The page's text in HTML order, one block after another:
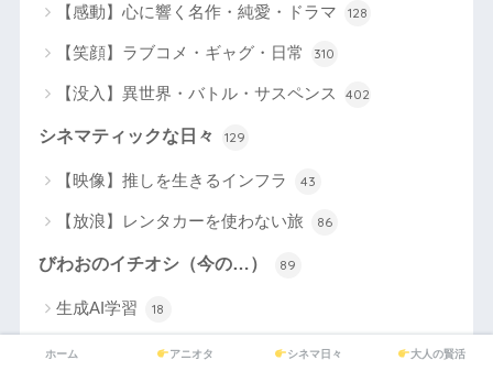
【感動】心に響く名作・純愛・ドラマ 128
【笑顔】ラブコメ・ギャグ・日常 310
【没入】異世界・バトル・サスペンス 402
シネマティックな日々 129
【映像】推しを生きるインフラ 43
【放浪】レンタカーを使わない旅 86
びわおのイチオシ（今の…） 89
生成AI学習 18
クルマネー 21
ホーム アニオタ シネマ日々 大人の賢活